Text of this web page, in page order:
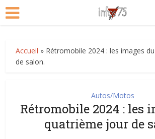
Accueil » Rétromobile 2024 : les images
de salon.
Autos/Motos
Rétromobile 2024 : les
quatrième jour de